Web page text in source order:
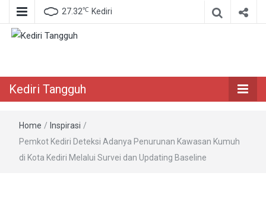
27.32℃ Kediri
Kediri Tangguh
Home / Inspirasi /
Pemkot Kediri Deteksi Adanya Penurunan Kawasan Kumuh
di Kota Kediri Melalui Survei dan Updating Baseline